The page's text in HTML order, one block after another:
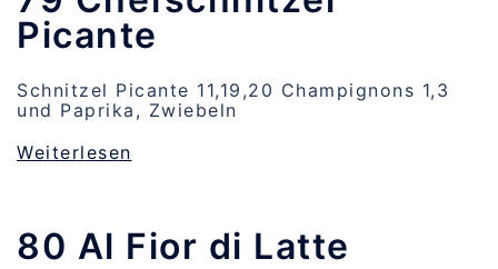
Picante
Schnitzel Picante 11,19,20 Champignons 1,3
und Paprika, Zwiebeln
Weiterlesen
80 Al Fior di Latte